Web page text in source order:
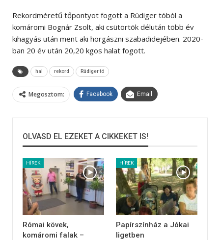
Rekordméretű tőpontyot fogott a Rüdiger tóból a
komáromi Bognár Zsolt, aki csütörtök délután több év
kihagyás után ment aki horgászni szabadidejében. 2020-
ban 20 év után 20,20 kgos halat fogott.
hal rekord Rüdiger tó
Megosztom: Facebook Email
OLVASD EL EZEKET A CIKKEKET IS!
HÍREK
Római kövek,
komáromi falak –
HÍREK
Papírszínház a Jókai
ligetben